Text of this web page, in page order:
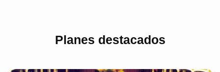
Planes destacados